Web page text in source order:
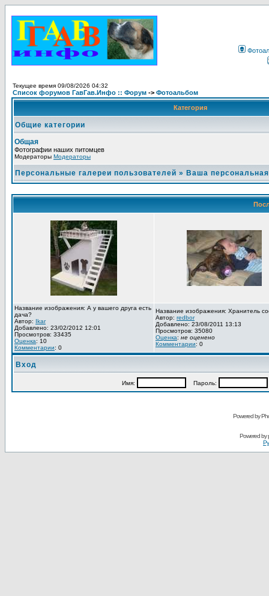
Текущее время 09/08/2026 04:32
Список форумов ГавГав.Инфо :: Форум -> Фотоальбом
Категория
Общие категории
Общая
Фотографии наших питомцев
Модераторы Модераторы
Персональные галереи пользователей » Ваша
Название изображения: А у вашего друга есть
дача?
Автор: Ikar
Добавлено: 23/02/2012 12:01
Просмотров: 33435
Оценка: 10
Комментарии: 0
Название изображения: Хранитель
Автор: redbor
Добавлено: 23/08/2011 13:13
Просмотров: 35080
Оценка: не оценено
Комментарии: 0
Вход
Имя: Пароль:
Powered by
Powered by